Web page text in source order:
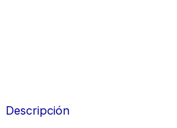
Descripción